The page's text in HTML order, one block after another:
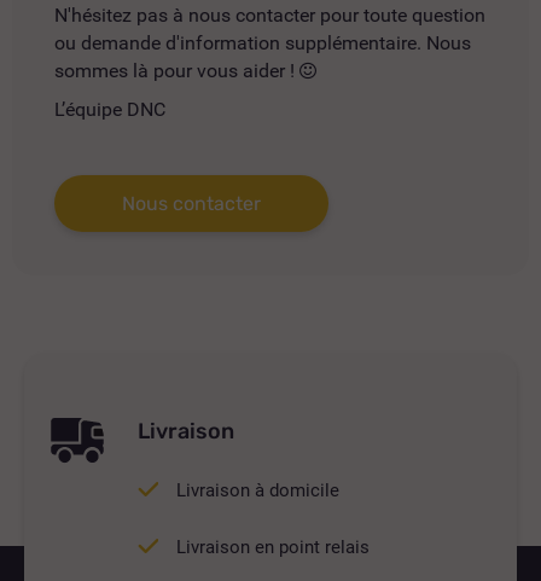
N'hésitez pas à nous contacter pour toute question
ou demande d'information supplémentaire. Nous
sommes là pour vous aider !
L’équipe DNC
Nous contacter
Livraison
Livraison à domicile
Livraison en point relais